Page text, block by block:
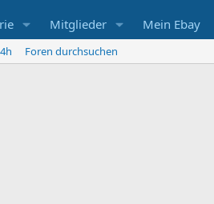
Mitglieder Mein Ebay
Foren durchsuchen